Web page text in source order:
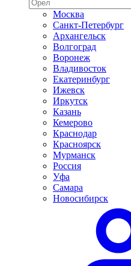
Москва
Санкт-Петербург
Архангельск
Волгоград
Воронеж
Владивосток
Екатеринбург
Ижевск
Иркутск
Казань
Кемерово
Краснодар
Красноярск
Мурманск
Россия
Уфа
Самара
Новосибирск